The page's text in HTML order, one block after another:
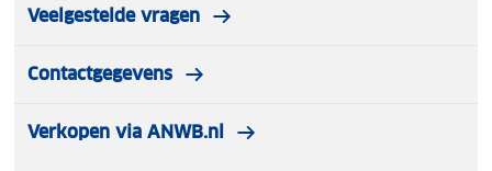
Veelgestelde vragen
Contactgegevens
Verkopen via ANWB.nl